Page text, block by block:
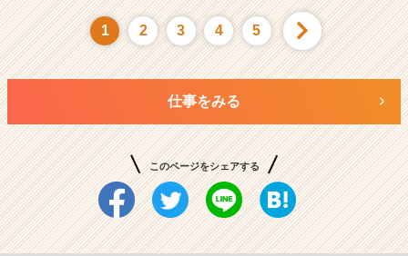
1 2 3 4 5
仕事をみる
このページをシェアする